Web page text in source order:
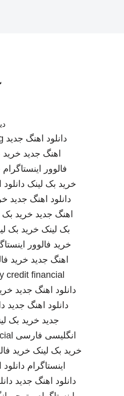
دانلود اهنگ جدید
اهنگ جدید خرید
فالوور اینستاگرام
خرید بک لینک
دانلود اهنگ جدید
اهنگ جدید خرید بک
بک لینک خرید بک
خرید فالوور
اهنگ جدید خرید
credit financial
دانلود اهنگ جدید
دانلود اهنگ جدید
جدید خرید بک
انگلیسی فارسی
خرید بک لینک خرید
اینستاگرام
دانلود اهنگ جدید